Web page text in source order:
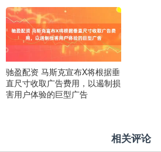
驰盈配资 马斯克宣布X将根据垂
直尺寸收取广告费用，以遏制损
害用户体验的巨型广告
相关评论